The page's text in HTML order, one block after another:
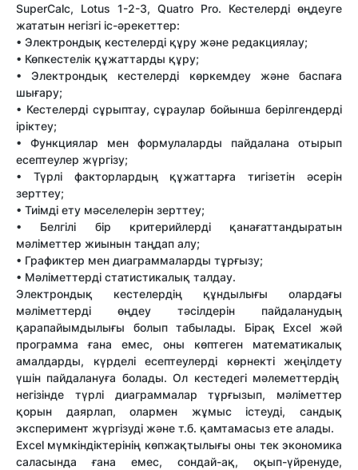
SuperCalc, Lotus 1-2-3, Quatro Pro. Кестелерді өңдеуге
жататын негізгі іс-әрекеттер:
• Электрондық кестелерді құру және редакциялау;
• Көпкестелік құжаттарды құру;
• Электрондық кестелерді көркемдеу және баспаға
шығару;
• Кестелерді сұрыптау, сұраулар бойынша берілгендерді
іріктеу;
• Функциялар мен формулаларды пайдалана отырып
есептеулер жүргізу;
• Түрлі факторлардың құжаттарға тигізетін әсерін
зерттеу;
• Тиімді ету мәселелерін зерттеу;
• Белгілі бір критерийлерді қанағаттандыратын
мәліметтер жиынын таңдап алу;
• Графиктер мен диаграммаларды тұрғызу;
• Мәліметтерді статистикалық талдау.
Электрондық кестелердің құндылығы олардағы
мәліметтерді өңдеу тәсілдерін пайдаланудың
қарапайымдылығы болып табылады. Бірақ Excel жәй
программа ғана емес, оны көптеген математикалық
амалдарды, күрделі есептеулерді көрнекті жеңілдету
үшін пайдалануға болады. Ол кестедегі мәлеметтердің
негізінде түрлі диаграммалар тұрғызып, мәліметтер
қорын даярлап, олармен жұмыс істеуді, сандық
эксперимент жүргізуді және т.б. қамтамасыз ете алады.
Excel мүмкіндіктерінің көпжақтылығы оны тек экономика
саласында ғана емес, сондай-ақ, оқып-үйренуде,